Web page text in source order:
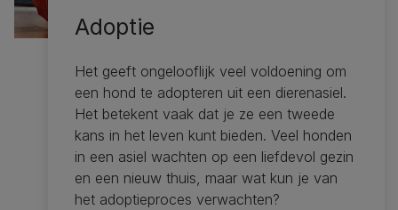
Adoptie
Het geeft ongelooflijk veel voldoening om
een ​​hond te adopteren uit een dierenasiel.
Het betekent vaak dat je ze een tweede
kans in het leven kunt bieden. Veel honden
in een asiel wachten op een liefdevol gezin
en een nieuw thuis, maar wat kun je van
het adoptieproces verwachten?